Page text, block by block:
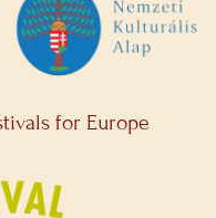
for Europe